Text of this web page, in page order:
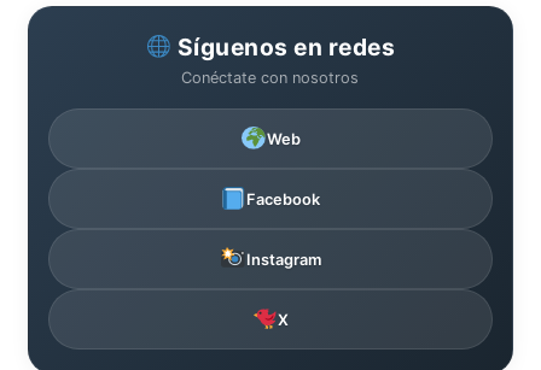
Síguenos en redes
Conéctate con nosotros
Web
Facebook
Instagram
X